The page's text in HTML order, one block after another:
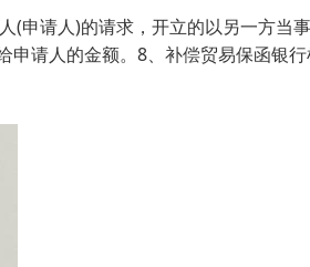
(申请人)的请求，开立的以另一方当
请人的金额。8、补偿贸易保函银